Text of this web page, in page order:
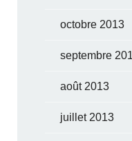
octobre 2013
septembre
août 2013
juillet 2013